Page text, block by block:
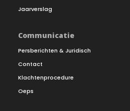
Jaarverslag
Communicatie
Persberichten & Juridisch
Contact
Klachtenprocedure
Oeps